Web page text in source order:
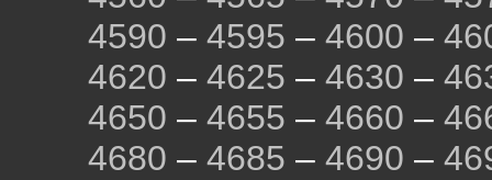
4590 – 4595 – 4600 –
4620 – 4625 – 4630 –
4650 – 4655 – 4660 –
4680 – 4685 – 4690 –